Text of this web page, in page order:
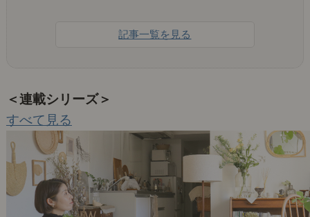
記事一覧を見る
＜連載シリーズ＞
すべて見る